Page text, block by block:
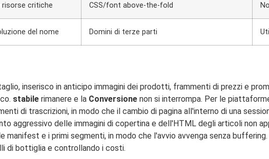
risorse critiche CSS/font above-the-fold
del nome Domini di terze parti
inserisco in anticipo immagini dei prodotti, frammenti di prezzi e
stabile rimanere e la Conversione non si interrompa. Per le
di trascrizioni, in modo che il cambio di pagina all'interno di una
aggressivo delle immagini di copertina e dell'HTML degli articoli non
manifest e i primi segmenti, in modo che l'avvio avvenga senza
di bottiglia e controllando i costi.